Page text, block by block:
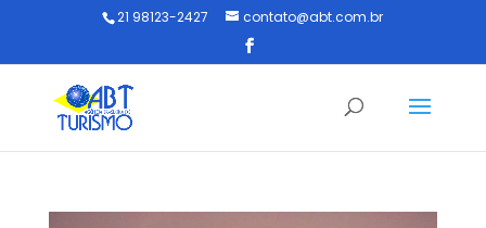
21 98123-2427 contato@abt.com.br